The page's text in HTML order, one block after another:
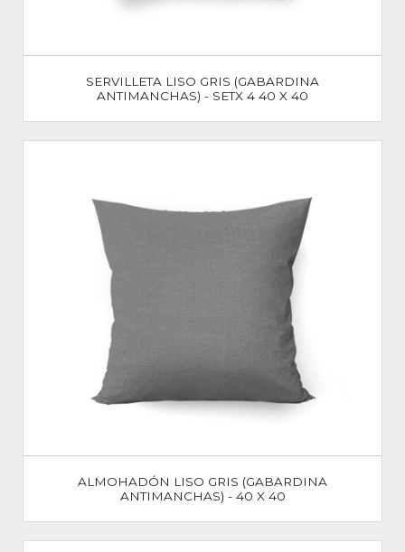
SERVILLETA LISO GRIS (GABARDINA
ANTIMANCHAS) - SETX 4 40 X 40
ALMOHADÓN LISO GRIS (GABARDINA
ANTIMANCHAS) - 40 X 40